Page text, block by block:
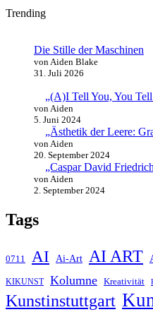
Trending
Die Stille der Maschinen
von Aiden Blake
31. Juli 2026
„(A)I Tell You, You
von Aiden
5. Juni 2024
„Ästhetik der Leere:
von Aiden
20. September 2024
„Caspar David
von Aiden
2. September 2024
Tags
0711 AI Ai-Art AI ART
KIKUNST Kolumne Kreativität
Kunstinstuttgart